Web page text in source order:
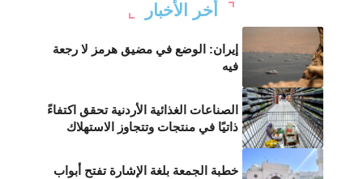
أخر الأخبار
إيران: الوضع في مضيق هرمز لا رجعة
فيه
الصناعات الغذائية الأردنية تحقق اكتفاءً
ذاتيًا في منتجات وتتجاوز الاستهلاك
خطبة الجمعة بلغة الإشارة تفتح أبواب